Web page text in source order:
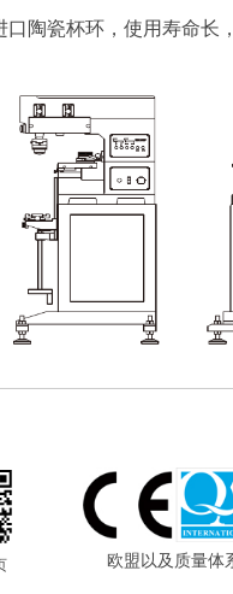
口陶瓷杯环，使用寿命长
欧盟以及质量体